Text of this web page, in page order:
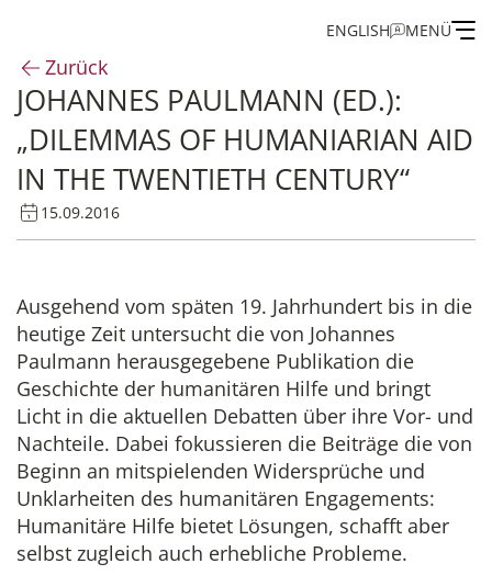
ENGLISH MENÜ
Institut
Administration
Forschung
Stipendien- und Gästeprogramm
Publikationen des IEG
Zurück
JOHANNES PAULMANN (ED.):
„DILEMMAS OF HUMANIARIAN AID
IN THE TWENTIETH CENTURY“
15.09.2016
Ausgehend vom späten 19. Jahrhundert bis in die
heutige Zeit untersucht die von Johannes
Paulmann herausgegebene Publikation die
Geschichte der humanitären Hilfe und bringt
Licht in die aktuellen Debatten über ihre Vor- und
Nachteile. Dabei fokussieren die Beiträge die von
Beginn an mitspielenden Widersprüche und
Unklarheiten des humanitären Engagements:
Humanitäre Hilfe bietet Lösungen, schafft aber
selbst zugleich auch erhebliche Probleme.